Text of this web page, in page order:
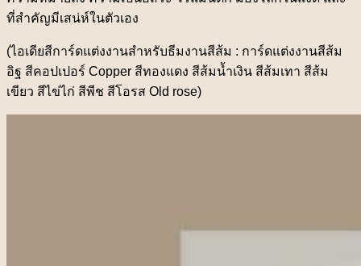
ที่สำคัญมีเสน่ห์ในตัวเอง
(ไอเดียสีการ์ดแต่งงานสำหรับธีมงานสีส้ม : การ์ดแต่งงานสีส้ม
อิฐ สีคอปเปอร์ Copper สีทองแดง สีส้มน้ำเงิน สีส้มเทา สีส้ม
เขียว สีไข่ไก่ สีพีช สีโอรส Old rose)